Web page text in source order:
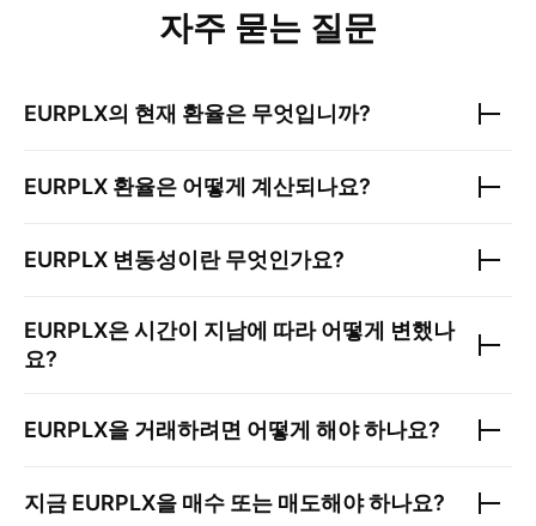
자주 묻는 질문
EURPLX의 현재 환율은 무엇입니까?
EURPLX 환율은 어떻게 계산되나요?
EURPLX 변동성이란 무엇인가요?
EURPLX은 시간이 지남에 따라 어떻게 변했나
요?
EURPLX을 거래하려면 어떻게 해야 하나요?
지금 EURPLX을 매수 또는 매도해야 하나요?